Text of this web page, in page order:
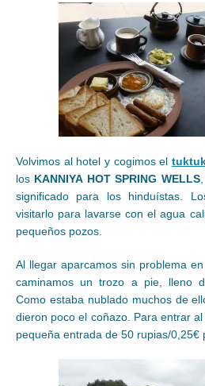
Volvimos al hotel y cogimos el
los KANNIYA HOT SPRING WELLS
significado para los hinduístas.
visitarlo para lavarse con el agua
pequeños pozos.
Al llegar aparcamos sin problema
caminamos un trozo a pie, lleno
Como estaba nublado muchos de
dieron poco el coñazo. Para entrar
pequeña entrada de 50 rupias/0,25€